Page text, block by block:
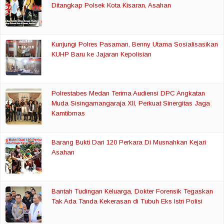
Ditangkap Polsek Kota Kisaran, Asahan
Kunjungi Polres Pasaman, Benny Utama Sosialisasikan
KUHP Baru ke Jajaran Kepolisian
Polrestabes Medan Terima Audiensi DPC Angkatan
Muda Sisingamangaraja XII, Perkuat Sinergitas Jaga
Kamtibmas
Barang Bukti Dari 120 Perkara Di Musnahkan Kejari
Asahan
Bantah Tudingan Keluarga, Dokter Forensik Tegaskan
Tak Ada Tanda Kekerasan di Tubuh Eks Istri Polisi